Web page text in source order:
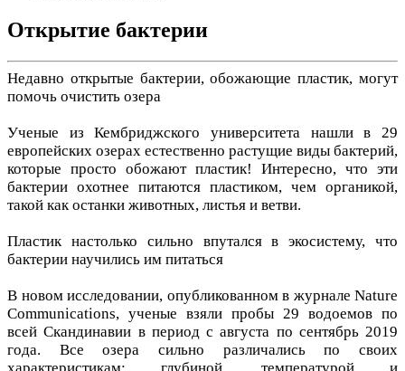
Открытие бактерии
Недавно открытые бактерии, обожающие пластик, могут
помочь очистить озера
Ученые из Кембриджского университета нашли в 29
европейских озерах естественно растущие виды бактерий,
которые просто обожают пластик! Интересно, что эти
бактерии охотнее питаются пластиком, чем органикой,
такой как останки животных, листья и ветви.
Пластик настолько сильно впутался в экосистему, что
бактерии научились им питаться
В новом исследовании, опубликованном в журнале Nature
Communications, ученые взяли пробы 29 водоемов по
всей Скандинавии в период с августа по сентябрь 2019
года. Все озера сильно различались по своих